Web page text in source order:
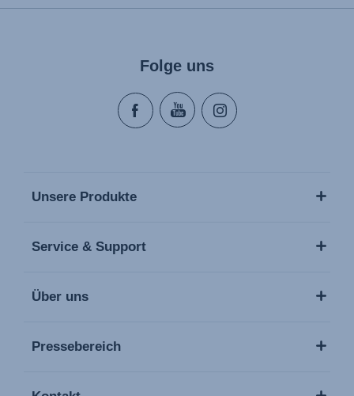
Folge uns
Unsere Produkte
Service & Support
Über uns
Pressebereich